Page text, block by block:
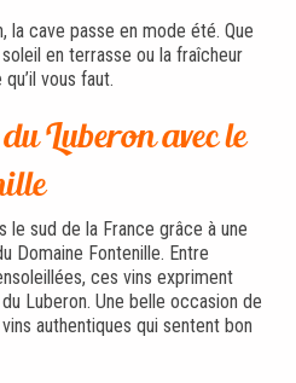
la cave passe en mode été. Que
en terrasse ou la fraîcheur
vous faut.
Luberon avec le
le sud de la France grâce à une
Domaine Fontenille. Entre
ces vins expriment
Luberon. Une belle occasion de
authentiques qui sentent bon